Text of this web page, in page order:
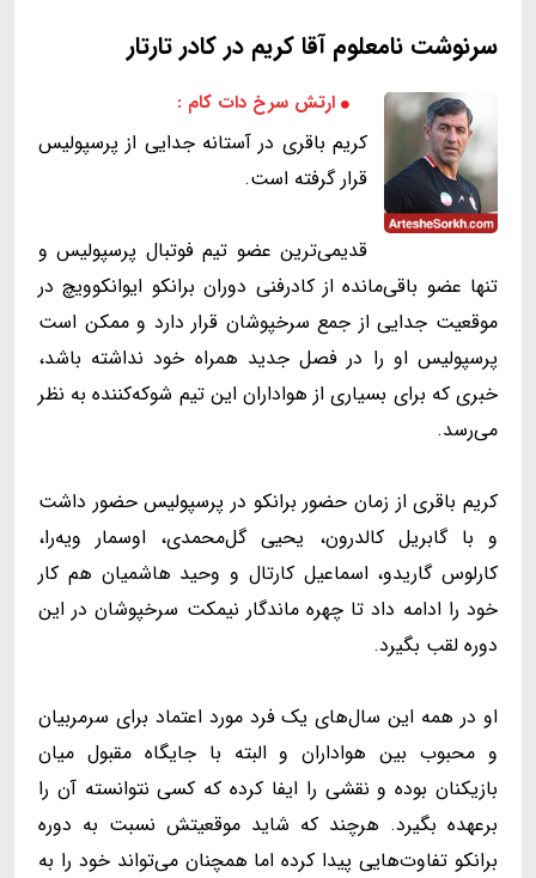
سرنوشت نامعلوم آقا کریم در کادر تارتار
ارتش سرخ دات کام :
کریم باقری در آستانه جدایی از پرسپولیس
قرار گرفته است.
قدیمی‌ترین عضو تیم فوتبال پرسپولیس و
تنها عضو باقی‌مانده از کادرفنی دوران برانکو ایوانکوویچ در
موقعیت جدایی از جمع سرخپوشان قرار دارد و ممکن است
پرسپولیس او را در فصل جدید همراه خود نداشته باشد،
خبری که برای بسیاری از هواداران این تیم شوکه‌کننده به نظر
می‌رسد.
کریم باقری از زمان حضور برانکو در پرسپولیس حضور داشت
و با گابریل کالدرون، یحیی گل‌محمدی، اوسمار ویه‌را،
کارلوس گاریدو، اسماعیل کارتال و وحید هاشمیان هم کار
خود را ادامه داد تا چهره ماندگار نیمکت سرخپوشان در این
دوره لقب بگیرد.
او در همه این سال‌های یک فرد مورد اعتماد برای سرمربیان
و محبوب بین هواداران و البته با جایگاه مقبول میان
بازیکنان بوده و نقشی را ایفا کرده که کسی نتوانسته آن را
برعهده بگیرد. هرچند که شاید موقعیتش نسبت به دوره
برانکو تفاوت‌هایی پیدا کرده اما همچنان می‌تواند خود را به